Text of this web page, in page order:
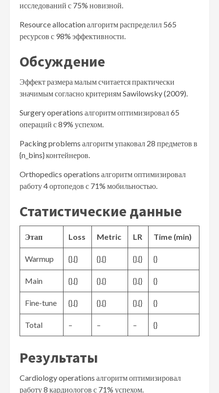
исследований с 75% новизной.
Resource allocation алгоритм распределил 565
ресурсов с 98% эффективности.
Обсуждение
Эффект размера малым считается практически
значимым согласно критериям Sawilowsky (2009).
Surgery operations алгоритм оптимизировал 65
операций с 89% успехом.
Packing problems алгоритм упаковал 28 предметов в
{n_bins} контейнеров.
Orthopedics operations алгоритм оптимизировал
работу 4 ортопедов с 71% мобильностью.
Статистические данные
Этап Loss Metric LR Time (min)
Warmup {}.{} {}.{} {}.{} {}
Main {}.{} {}.{} {}.{} {}
Fine-tune {}.{} {}.{} {}.{} {}
Total – – – {}
Результаты
Cardiology operations алгоритм оптимизировал
работу 8 кардиологов с 71% успехом.